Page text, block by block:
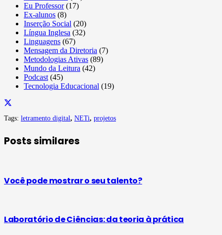
Eu Professor(17)
Ex-alunos (8)
Inserção Social (20)
Língua Inglesa (32)
Linguagens (67)
Mensagem da Diretoria (7)
Metodologias Ativas (89)
Mundo da Leitura (42)
Podcast (45)
Tecnologia Educacional (19)
Tags: letramento digital, NETi, projetos
Posts similares
Você pode mostrar o seu talento?
Laboratório de Ciências: da teoria à prática